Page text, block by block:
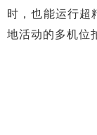
时，也能运行超
地活动的多机位